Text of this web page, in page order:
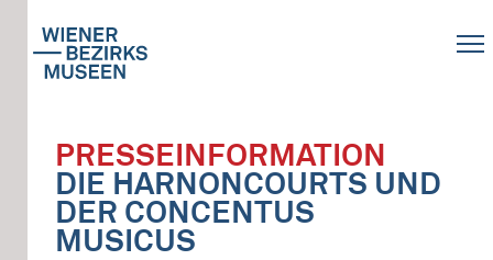
PRESSEINFORMATION
DIE HARNONCOURTS UND
DER CONCENTUS
MUSICUS